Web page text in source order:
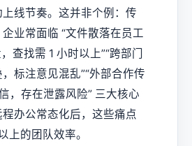
线节奏。这并非个例：传
业常面临 “文件散落在员工
查找需 1 小时以上”“跨部门
标注意见混乱”“外部合作传
，存在泄露风险” 三大核心
办公常态化后，这些痛点
上的团队效率。